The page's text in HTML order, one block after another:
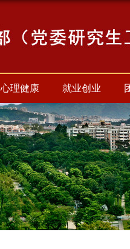
心理健康 就业创业